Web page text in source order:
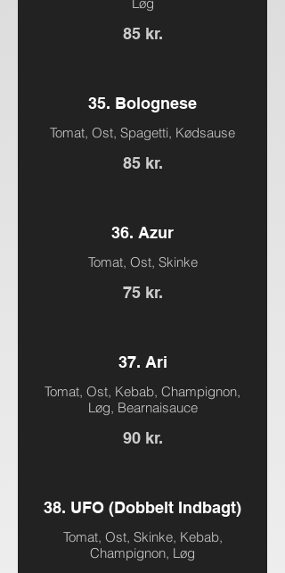
85 kr.
35. Bolognese
Tomat, Ost, Spagetti, Kødsause
85 kr.
36. Azur
Tomat, Ost, Skinke
75 kr.
37. Ari
Tomat, Ost, Kebab, Champignon,
Løg, Bearnaisauce
90 kr.
38. UFO (Dobbelt Indbagt)
Tomat, Ost, Skinke, Kebab,
Champignon, Løg